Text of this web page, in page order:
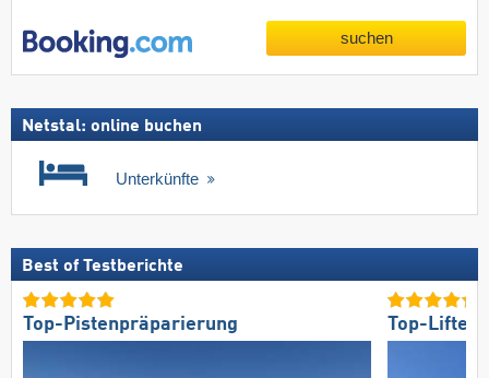
suchen
Netstal: online buchen
Unterkünfte
Best of Testberichte
Top-Pistenpräparierung Top-Lifte/